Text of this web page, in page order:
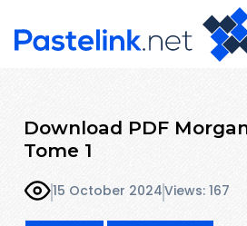
Download PDF
Tome 1
15 October 2024Views: 167